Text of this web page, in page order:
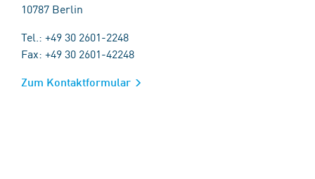
10787 Berlin
Tel.: +49 30 2601-2248
Fax: +49 30 2601-42248
Zum Kontaktformular